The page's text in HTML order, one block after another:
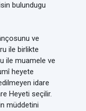
bulundugu
ve
ile birlikte
ile muamele ve
heyete
idare
Heyeti seçilir.
müddetini